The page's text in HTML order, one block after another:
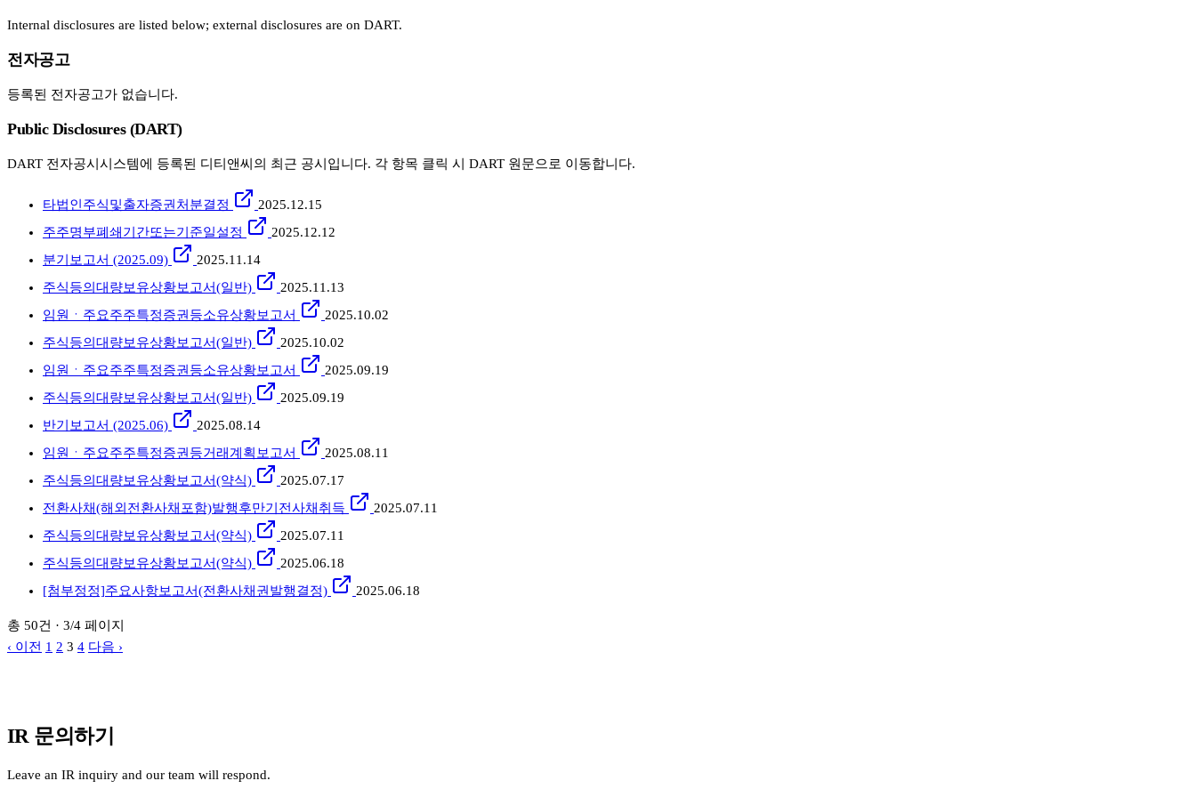
Internal disclosures are listed below; external disclosures are on DART.
전자공고
등록된 전자공고가 없습니다.
Public Disclosures (DART)
DART 전자공시시스템에 등록된 디티앤씨의 최근 공시입니다. 각 항목 클릭 시 DART 원문으로 이동합니다.
타법인주식및출자증권처분결정
2025.12.15
주주명부폐쇄기간또는기준일설정
2025.12.12
분기보고서 (2025.09)
2025.11.14
주식등의대량보유상황보고서(일반)
2025.11.13
임원ㆍ주요주주특정증권등소유상황보고서
2025.10.02
주식등의대량보유상황보고서(일반)
2025.10.02
임원ㆍ주요주주특정증권등소유상황보고서
2025.09.19
주식등의대량보유상황보고서(일반)
2025.09.19
반기보고서 (2025.06)
2025.08.14
임원ㆍ주요주주특정증권등거래계획보고서
2025.08.11
주식등의대량보유상황보고서(약식)
2025.07.17
전환사채(해외전환사채포함)발행후만기전사채취득
2025.07.11
주식등의대량보유상황보고서(약식)
2025.07.11
주식등의대량보유상황보고서(약식)
2025.06.18
[첨부정정]주요사항보고서(전환사채권발행결정)
2025.06.18
총 50건 · 3/4 페이지
‹ 이전 1 2 3 4 다음 ›
IR 문의하기
Leave an IR inquiry and our team will respond.